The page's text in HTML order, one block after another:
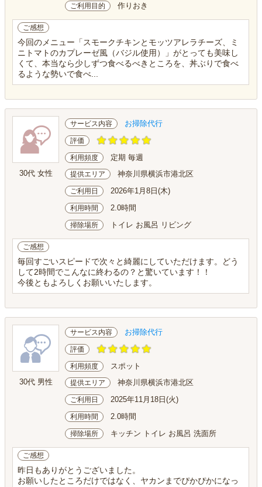
ご利用目的 作りおき
ご感想
今回のメニュー「スモークチキンとモッツアレラチーズ、ミ
ニトマトのカプレーゼ風（バジル使用）」がとっても美味し
くて、本当なら少しずつ食べるべきところを、丼ぶりで食べ
るような勢いで食べ...
30代 女性
サービス内容 お掃除代行
評価
利用頻度 定期 毎週
提供エリア 神奈川県横浜市港北区
ご利用日 2026年1月8日(木)
利用時間 2.0時間
掃除場所 トイレ お風呂 リビング
ご感想
毎回すごいスピードで次々と綺麗にしていただけます。どう
して2時間でこんなに終わるの？と驚いています！！
今後ともよろしくお願いいたします。
30代 男性
サービス内容 お掃除代行
評価
利用頻度 スポット
提供エリア 神奈川県横浜市港北区
ご利用日 2025年11月18日(火)
利用時間 2.0時間
掃除場所 キッチン トイレ お風呂 洗面所
ご感想
昨日もありがとうございました。
お願いしたところだけではなく、ヤカンまでぴかぴかになっ